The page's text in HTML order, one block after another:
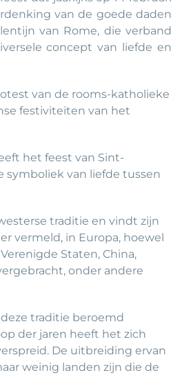
van de goede daden
van Rome, die verband
concept van liefde en
van de rooms-katholieke
festiviteiten van het
het feest van Sint-
symboliek van liefde tussen
traditie en vindt zijn
vermeld, in Europa, hoewel
Staten, China,
onder andere
traditie beroemd
der jaren heeft het zich
De uitbreiding ervan
weinig landen zijn die de